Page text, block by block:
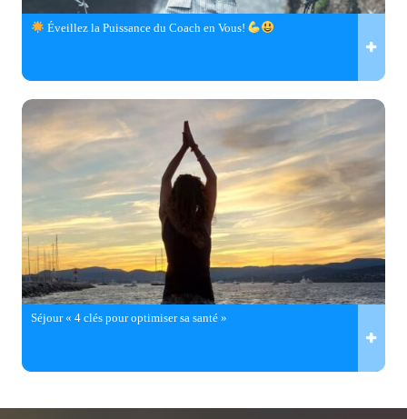
Éveillez la Puissance du Coach en Vous!
Séjour « 4 clés pour optimiser sa santé »